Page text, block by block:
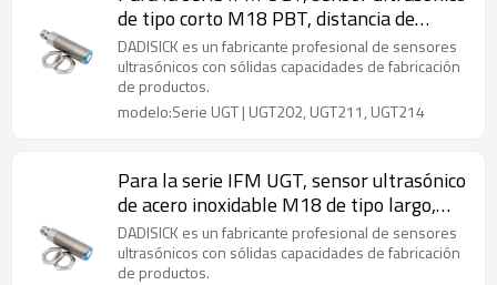
de tipo corto M18 PBT, distancia de
detección de 80 mm a 1200 mm
DADISICK es un fabricante profesional de sensores
ultrasónicos con sólidas capacidades de fabricación
de productos.
modelo:Serie UGT | UGT202, UGT211, UGT214
Para la serie IFM UGT, sensor ultrasónico
de acero inoxidable M18 de tipo largo,
distancia de detección de 80 mm a 1200
mm
DADISICK es un fabricante profesional de sensores
ultrasónicos con sólidas capacidades de fabricación
de productos.